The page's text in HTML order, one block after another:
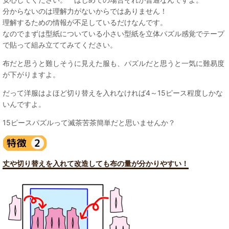
分からないのは理解力がないからではありません！
理解するための情報が不足しているだけなんです。
なのでまずは型紙についている小さい型紙を立体パズル感覚でテープ
で貼って組み立ててみてください。
布だと思うと難しそうに見えた服も、パズルだと思うと一気に難易度
が下がりますよ。
だって洋服はよほど切り替えを入れなければ4～15ピース程度しかな
いんですよ。
15ピースパズルって滅茶苦茶簡単だと思いませんか？
丈や切り替えを入れて改造しても布の量が分かりやすい！